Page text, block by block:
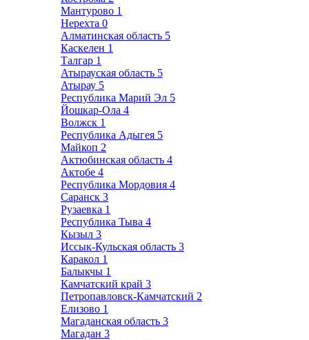
Мантурово 1
Нерехта 0
Алматинская область 5
Каскелен 1
Талгар 1
Атырауская область 5
Атырау 5
Республика Марий Эл 5
Йошкар-Ола 4
Волжск 1
Республика Адыгея 5
Майкоп 2
Актюбинская область 4
Актобе 4
Республика Мордовия 4
Саранск 3
Рузаевка 1
Республика Тыва 4
Кызыл 3
Иссык-Кульская область 3
Каракол 1
Балыкчы 1
Камчатский край 3
Петропавловск-Камчатский 2
Елизово 1
Магаданская область 3
Магадан 3